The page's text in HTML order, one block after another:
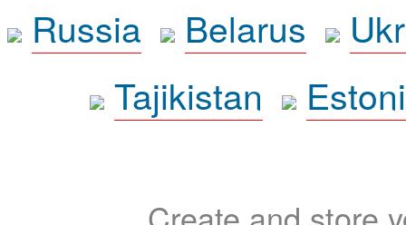
Russia
Belarus
Tajikistan